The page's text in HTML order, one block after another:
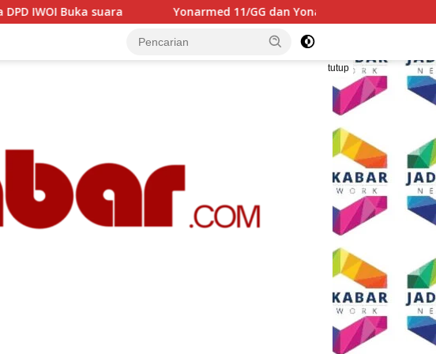
Yonarmed 11/GG dan Yonarmed 1/Roket Kostrad Asah Kesiapan Prajurit Jaga
tutup